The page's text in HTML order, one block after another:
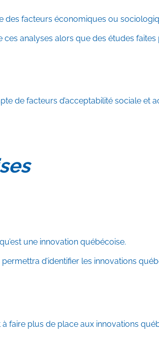
facteurs économiques ou
analyses alors que des études faites
de facteurs d’acceptabilité sociale et
une innovation québécoise.
d’identifier les innovations
faire plus de place aux innovations